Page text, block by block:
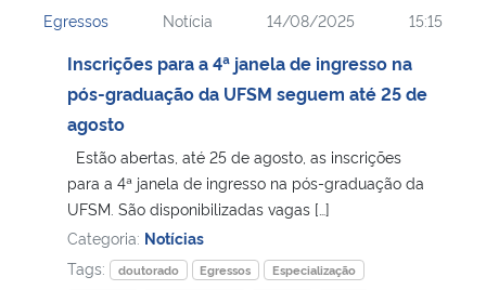
Banco Central do Brasil
Egressos Notícia 14/08/2025 15:15
Inscrições para a 4ª janela de ingresso na
pós-graduação da UFSM seguem até 25 de
agosto
Estão abertas, até 25 de agosto, as inscrições
para a 4ª janela de ingresso na pós-graduação da
UFSM. São disponibilizadas vagas […]
Categoria: Notícias
Tags:
doutorado Egressos
Especialização